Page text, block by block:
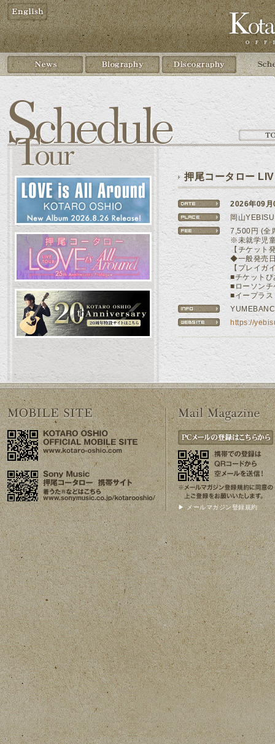
押尾コータロー
2026年09
岡山
7,500円 (全
※未就学児
【チケット
◆一般発売
【プレイガ
■チケット
■ローソン
■イープラス
https://
▶ メールマガジン登録規約